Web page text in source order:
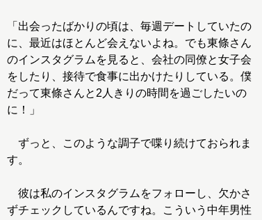
「出会ったばかりの頃は、毎週デートしていたの
に、最近はほとんど会えないよね。でも東條さん
のインスタグラムを見ると、会社の同僚と女子会
をしたり、接待で食事に出かけたりしている。僕
だって東條さんと2人きりの時間を過ごしたいの
に！」
ずっと、このような調子で喋り続けておられま
す。
彼は私のインスタグラムをフォローし、欠かさ
ずチェックしているんですね。こういう中年男性